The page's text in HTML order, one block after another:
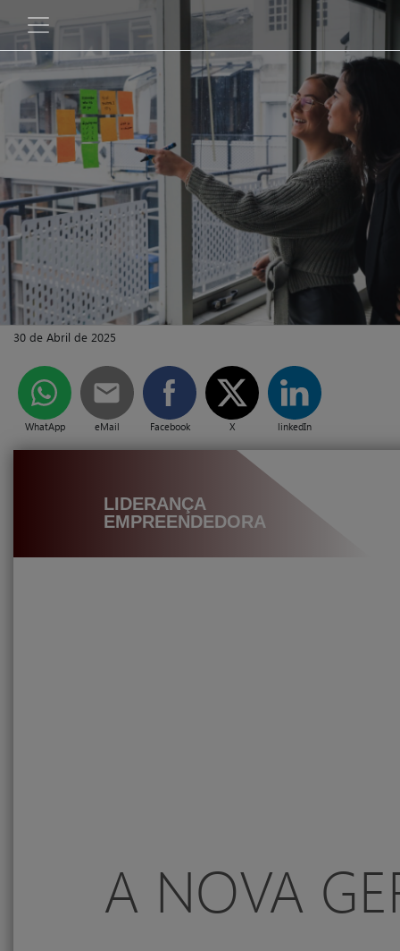
30 de Abril de 2025
WhatApp eMail Facebook X linkedIn
LIDERANÇA
EMPREENDEDORA
A NOVA